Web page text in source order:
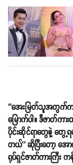
‘’အေးမြတ်သူအတွက်
မြောက်ပါ။ ဒီဇာတ်က
ပိုင်းဆိုင်ရာတွေနဲ့ တွေ့
တယ်’’ ဆိုပြီးတော့ အ
ရုပ်ရှင်ဇာတ်ကားကြီး